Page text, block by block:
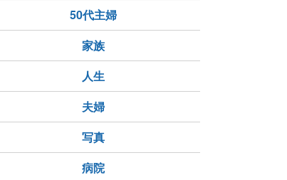
サウスポー50代主婦
家族
人生
夫婦
写真
病院